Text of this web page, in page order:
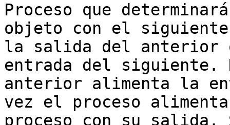
Proceso que
objeto con el
la salida del anterior
entrada del siguiente.
anterior alimenta la
vez el proceso
proceso con su salida.